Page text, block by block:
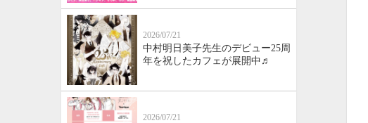
2026/07/21
中村明日美子先生のデビュー25周
年を祝したカフェが展開中♬
2026/07/21